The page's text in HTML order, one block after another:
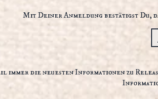
Mit Deiner Anmeldung bestätigst Du,
immer die neuesten Informationen zu